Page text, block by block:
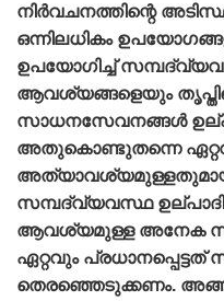
നിര്‍വചനത്തിന്റെ
ഒന്നിലധികം
ഉപയോഗിച്ച്‌
ആവശ്യങ്ങളെയും
സാധനസേവനങ്ങള്‍
അതുകൊണ്ടുതന്നെ
സമ്പദ്‌വ്യവസ്ഥ
ആവശ്യമുള്ള അനേക
ഏറ്റവും
തെരഞ്ഞെടുക്കണം.